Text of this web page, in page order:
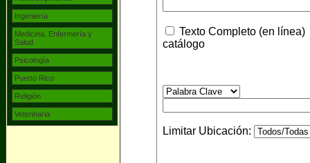
Ingeniería
Medicina, Enfermería y
Salud
Psicología
Puerto Rico
Religión
Veterinaria
Texto Completo (en línea)
catálogo
Limitar Ubicación: